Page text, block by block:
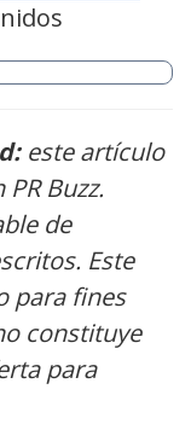
este artículo
Buzz.
de
Este
para fines
constituye
para